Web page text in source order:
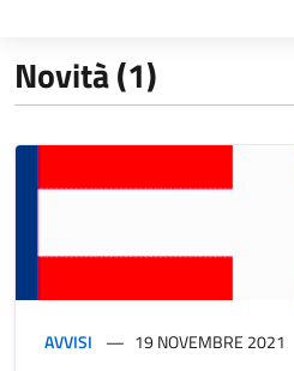
Novità (1)
AVVISI 19 NOVEMBRE 2021